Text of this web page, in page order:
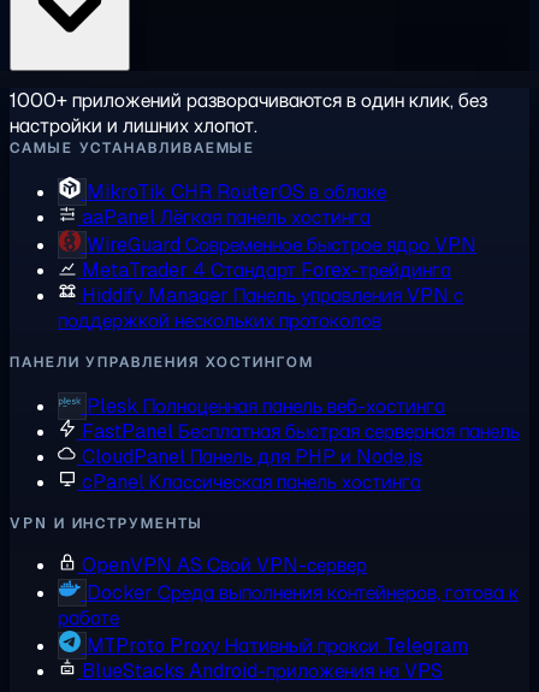
1000+ приложений разворачиваются в один клик, без
настройки и лишних хлопот.
САМЫЕ УСТАНАВЛИВАЕМЫЕ
MikroTik CHR RouterOS в облаке
aaPanelЛёгкая панель хостинга
WireGuard Современное быстрое ядро VPN
MetaTrader 4 Стандарт Forex-трейдинга
Hiddify Manager Панель управления VPN с
поддержкой нескольких протоколов
ПАНЕЛИ УПРАВЛЕНИЯ ХОСТИНГОМ
Plesk Полноценная панель веб-хостинга
FastPanelБесплатная быстрая серверная панель
CloudPanel Панель для PHP и Node.js
cPanelКлассическая панель хостинга
VPN И ИНСТРУМЕНТЫ
OpenVPN AS Свой VPN-сервер
Docker Среда выполнения контейнеров, готова к
работе
MTProto ProxyНативный прокси Telegram
BlueStacks Android-приложения на VPS